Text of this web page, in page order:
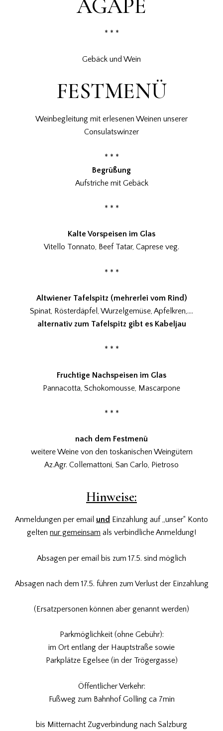
AGAPE
* * *
Gebäck und Wein
FESTMENÜ
Weinbegleitung mit erlesenen Weinen unserer
Consulatswinzer
* * *
Begrüßung
Aufstriche mit Gebäck
* * *
Kalte Vorspeisen im Glas
Vitello Tonnato, Beef Tatar, Caprese veg.
* * *
Altwiener Tafelspitz (mehrerlei vom Rind)
Spinat, Rösterdäpfel, Wurzelgemüse, Apfelkren,….
alternativ zum Tafelspitz gibt es Kabeljau
* * *
Fruchtige Nachspeisen im Glas
Pannacotta, Schokomousse, Mascarpone
* * *
nach dem Festmenü
weitere Weine von den toskanischen Weingütern
Az.Agr. Collemattoni, San Carlo, Pietroso
Hinweise:
Anmeldungen per email und Einzahlung auf „unser“ Konto
gelten nur gemeinsam als verbindliche Anmeldung!
Absagen per email bis zum 17.5. sind möglich
Absagen nach dem 17.5. führen zum Verlust der Einzahlung
(Ersatzpersonen können aber genannt werden)
Parkmöglichkeit (ohne Gebühr):
im Ort entlang der Hauptstraße sowie
Parkplätze Egelsee (in der Trögergasse)
Öffentlicher Verkehr:
Fußweg zum Bahnhof Golling ca 7min
bis Mitternacht Zugverbindung nach Salzburg